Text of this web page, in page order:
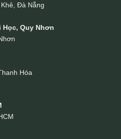
Đà Nẵng
Học, Quy Nhơn
Hóa